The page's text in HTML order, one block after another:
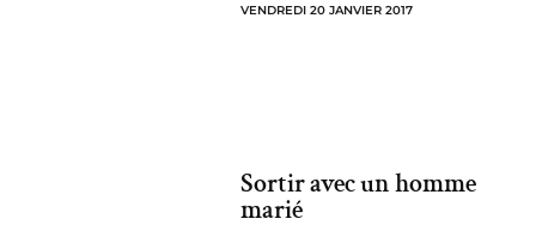
VENDREDI 20 JANVIER 2017
Sortir avec un homme
marié